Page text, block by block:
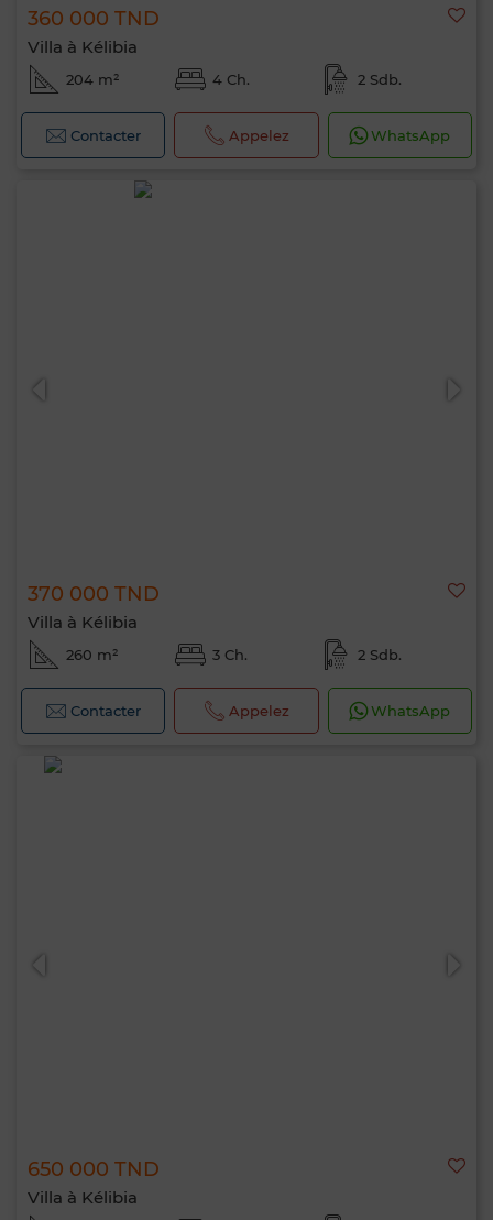
360 000 TND
Villa à Kélibia
204 m² 4 Ch. 2 Sdb.
Contacter Appelez WhatsApp
370 000 TND
Villa à Kélibia
260 m² 3 Ch. 2 Sdb.
Contacter Appelez WhatsApp
650 000 TND
Villa à Kélibia